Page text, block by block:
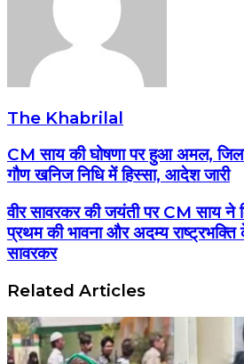
The Khabrilal
CM साय की घोषणा पर हुआ अमल, जिला
गौण खनिज निधि में हिस्सा, आदेश जारी
वीर सावरकर की जयंती पर CM साय ने
प्रथम की भावना और अदम्य राष्ट्रभक्ति
सावरकर
Related Articles